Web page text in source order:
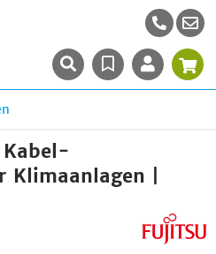
Kabel-
Klimaanlagen |